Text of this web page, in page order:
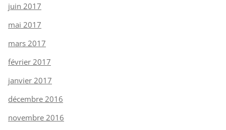
juin 2017
mai 2017
mars 2017
février 2017
janvier 2017
décembre 2016
novembre 2016